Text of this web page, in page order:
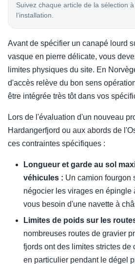
Suivez chaque article de la sélection à
l’installation.
Avant de spécifier un canapé lourd
vasque en pierre délicate, vous
limites physiques du site. En
d'accès relève du bon sens
être intégrée très tôt dans vos
Lors de l'évaluation d'un nouveau
Hardangerfjord ou aux abords de
ces contraintes spécifiques :
Longueur et garde au sol
véhicules : Un camion fourgon
négocier les virages en épingle
vous besoin d'une navette à
Limites de poids sur les
nombreuses routes de gravier
fjords ont des limites strictes
en particulier pendant le dégel